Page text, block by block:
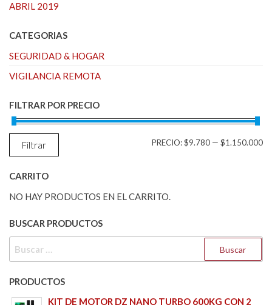
ABRIL 2019
CATEGORIAS
SEGURIDAD & HOGAR
VIGILANCIA REMOTA
FILTRAR POR PRECIO
Filtrar PRECIO:$9.780 — $1.150.000
CARRITO
NO HAY PRODUCTOS EN EL CARRITO.
BUSCAR PRODUCTOS
PRODUCTOS
KIT DE MOTOR DZ NANO TURBO 600KG CON 2